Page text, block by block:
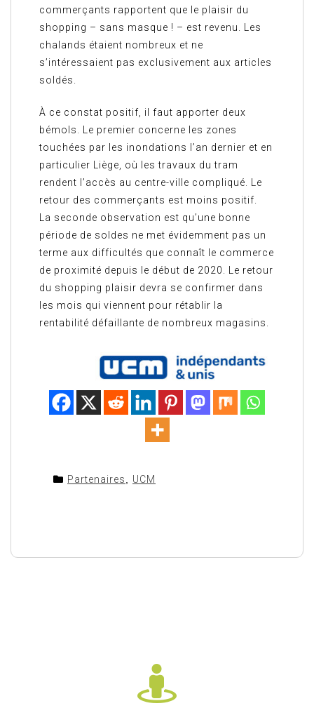
commerçants rapportent que le plaisir du
shopping – sans masque ! – est revenu. Les
chalands étaient nombreux et ne
s’intéressaient pas exclusivement aux articles
soldés.
À ce constat positif, il faut apporter deux
bémols. Le premier concerne les zones
touchées par les inondations l’an dernier et en
particulier Liège, où les travaux du tram
rendent l’accès au centre-ville compliqué. Le
retour des commerçants est moins positif.
La seconde observation est qu’une bonne
période de soldes ne met évidemment pas un
terme aux difficultés que connaît le commerce
de proximité depuis le début de 2020. Le retour
du shopping plaisir devra se confirmer dans
les mois qui viennent pour rétablir la
rentabilité défaillante de nombreux magasins.
Partenaires UCM